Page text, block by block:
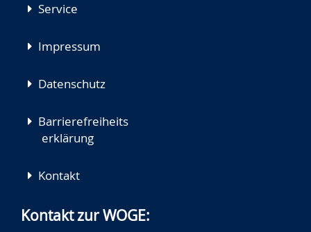
Service
Impressum
Datenschutz
Barrierefreiheits
erklärung
Kontakt
Kontakt zur WOGE: